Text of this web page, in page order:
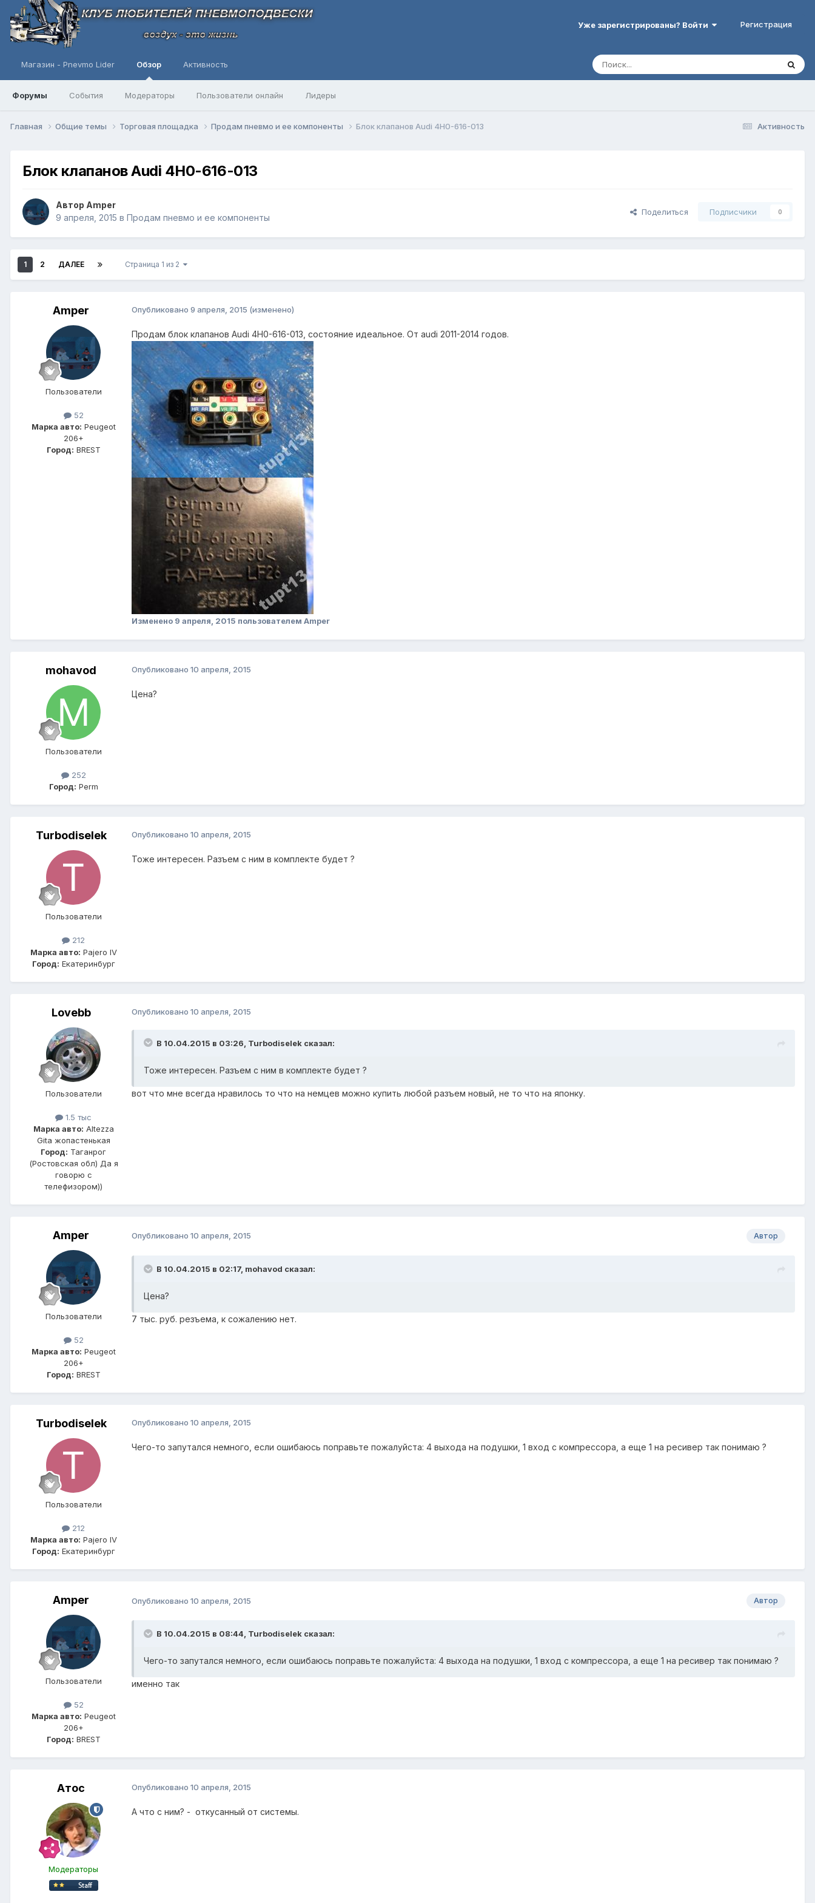
Уже зарегистрированы? Войти Регистрация
Магазин - Pnevmo Lider Обзор
Форумы События Модераторы Пользователи онлайн Лидеры
Активность
Активность
Главная Общие темы Торговая площадка Продам пневмо и ее компоненты Блок клапанов Audi 4H0-616-013
Блок клапанов Audi 4H0-616-013
Автор Amper
9 апреля, 2015 в Продам пневмо и ее компоненты
Поделиться Подписчики 0
1 2 ДАЛЕЕ Страница 1 из 2
Amper
Пользователи
52
Марка авто: Peugeot
206+
Город: BREST
Опубликовано 9 апреля, 2015 (изменено)
Продам блок клапанов Audi 4H0-616-013, состояние идеальное. От audi 2011-2014 годов.
Изменено 9 апреля, 2015 пользователем Amper
mohavod
Пользователи
252
Город: Perm
Опубликовано 10 апреля, 2015
Цена?
Turbodiselek
Пользователи
212
Марка авто: Pajero IV
Город: Екатеринбург
Опубликовано 10 апреля, 2015
Тоже интересен. Разъем с ним в комплекте будет ?
Lovebb
Пользователи
1.5 тыс
Марка авто: Altezza
Gita жопастенькая
Город: Таганрог
(Ростовская обл) Да я
говорю с
телефизором))
Опубликовано 10 апреля, 2015
В 10.04.2015 в 03:26, Turbodiselek сказал:
Тоже интересен. Разъем с ним в комплекте будет ?
вот что мне всегда нравилось то что на немцев можно купить любой разъем новый, не то что на японку.
Amper
Пользователи
52
Марка авто: Peugeot
206+
Город: BREST
Автор
Опубликовано 10 апреля, 2015
В 10.04.2015 в 02:17, mohavod сказал:
Цена?
7 тыс. руб. резъема, к сожалению нет.
Turbodiselek
Пользователи
212
Марка авто: Pajero IV
Город: Екатеринбург
Опубликовано 10 апреля, 2015
Чего-то запутался немного, если ошибаюсь поправьте пожалуйста: 4 выхода на подушки, 1 вход с компрессора, а еще 1 на ресивер так понимаю ?
Amper
Пользователи
52
Марка авто: Peugeot
206+
Город: BREST
Автор
Опубликовано 10 апреля, 2015
В 10.04.2015 в 08:44, Turbodiselek сказал:
Чего-то запутался немного, если ошибаюсь поправьте пожалуйста: 4 выхода на подушки, 1 вход с компрессора, а еще 1 на ресивер так понимаю ?
именно так
Атос
Модераторы
Опубликовано 10 апреля, 2015
А что с ним? - откусанный от системы.